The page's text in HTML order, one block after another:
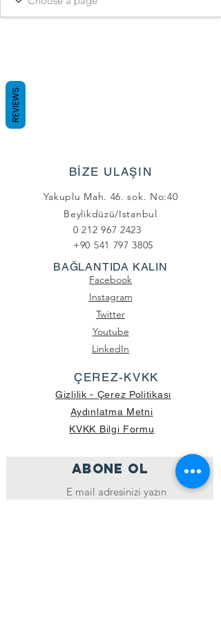
BİZE ULAŞIN
Yakuplu Mah. 46. sok. No:40
Beylikdüzü/Istanbul
0 212 967 2423
+90 541 797 3805
BAĞLANTIDA KALIN
Facebook
Instagram
Twitter
Youtube
LinkedIn
ÇEREZ-KVKK
Gizlilik - Çerez Politikası
Aydınlatma Metni
KVKK Bilgi Formu
ABONE OL
REVIEWS